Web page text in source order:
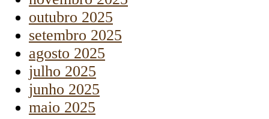
outubro 2025
setembro 2025
agosto 2025
julho 2025
junho 2025
maio 2025